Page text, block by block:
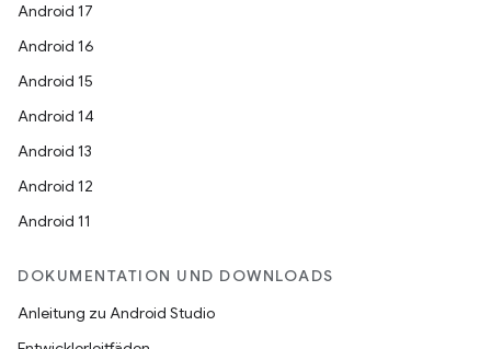
Android 17
Android 16
Android 15
Android 14
Android 13
Android 12
Android 11
DOKUMENTATION UND DOWNLOADS
Anleitung zu Android Studio